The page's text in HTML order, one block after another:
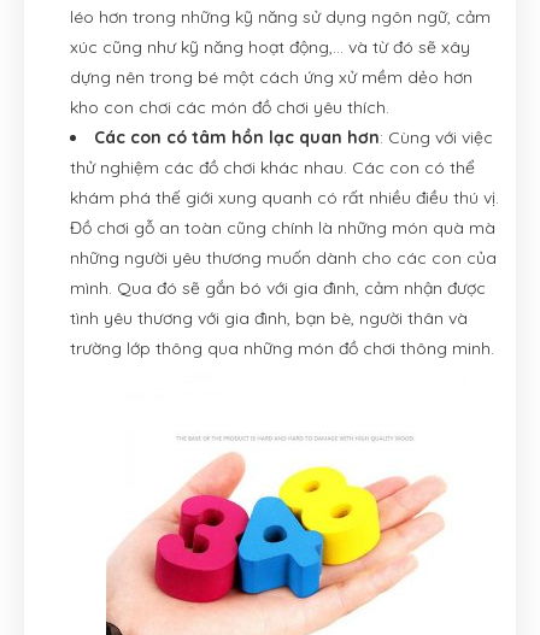
léo hơn trong những kỹ năng sử dụng ngôn ngữ, cảm
xúc cũng như kỹ năng hoạt động,… và từ đó sẽ xây
dựng nên trong bé một cách ứng xử mềm dẻo hơn
kho con chơi các món đồ chơi yêu thích.
Các con có tâm hồn lạc quan hơn: Cùng với việc
thử nghiệm các đồ chơi khác nhau. Các con có thể
khám phá thế giới xung quanh có rất nhiều điều thú vị.
Đồ chơi gỗ an toàn cũng chính là những món quà mà
những người yêu thương muốn dành cho các con của
mình. Qua đó sẽ gắn bó với gia đình, cảm nhận được
tình yêu thương với gia đình, bạn bè, người thân và
trường lớp thông qua những món đồ chơi thông minh.